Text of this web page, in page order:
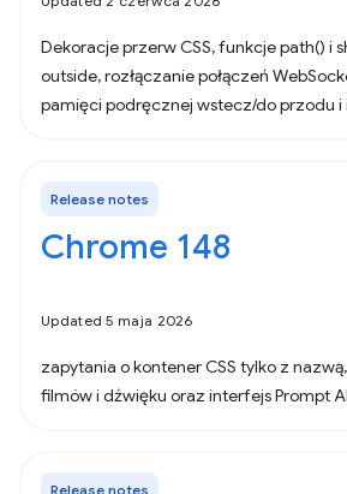
Dekoracje przerw CSS, funkcje path() i
outside, rozłączanie połączeń
pamięci podręcznej wstecz/do przodu i
Release notes
Chrome 148
Updated 5 maja 2026
zapytania o kontener CSS tylko z
filmów i dźwięku oraz interfejs Prompt
Release notes